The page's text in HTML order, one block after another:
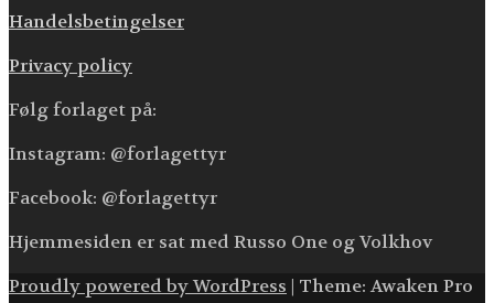
Handelsbetingelser
Privacy policy
Følg forlaget på:
Instagram: @forlagettyr
Facebook: @forlagettyr
Hjemmesiden er sat med Russo One og Volkhov
Proudly powered by WordPress | Theme: Awaken Pro